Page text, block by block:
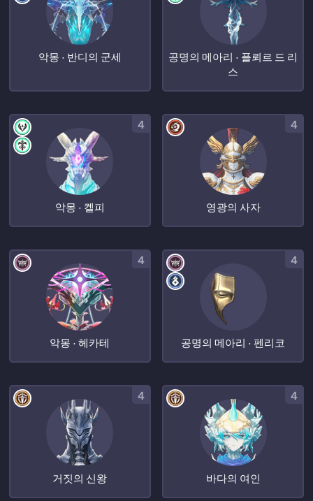
악몽 · 반디의 군세
공명의 메아리 · 플뢰르 드 리
스
악몽 · 켈피
4
영광의 사자
4
악몽 · 헤카테
4
공명의 메아리 · 펜리코
4
거짓의 신왕
4
바다의 여인
4